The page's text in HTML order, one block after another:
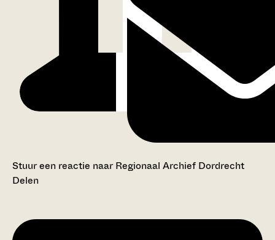
Stuur een reactie naar Regionaal Archief Dordrecht
Delen